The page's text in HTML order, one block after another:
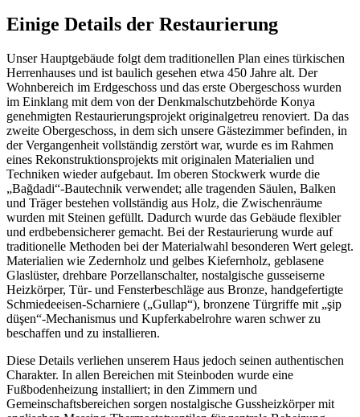
Einige Details der Restaurierung
Unser Hauptgebäude folgt dem traditionellen Plan eines türkischen
Herrenhauses und ist baulich gesehen etwa 450 Jahre alt. Der
Wohnbereich im Erdgeschoss und das erste Obergeschoss wurden
im Einklang mit dem von der Denkmalschutzbehörde Konya
genehmigten Restaurierungsprojekt originalgetreu renoviert. Da das
zweite Obergeschoss, in dem sich unsere Gästezimmer befinden, in
der Vergangenheit vollständig zerstört war, wurde es im Rahmen
eines Rekonstruktionsprojekts mit originalen Materialien und
Techniken wieder aufgebaut. Im oberen Stockwerk wurde die
„Bağdadi“-Bautechnik verwendet; alle tragenden Säulen, Balken
und Träger bestehen vollständig aus Holz, die Zwischenräume
wurden mit Steinen gefüllt. Dadurch wurde das Gebäude flexibler
und erdbebensicherer gemacht. Bei der Restaurierung wurde auf
traditionelle Methoden bei der Materialwahl besonderen Wert gelegt.
Materialien wie Zedernholz und gelbes Kiefernholz, geblasene
Glaslüster, drehbare Porzellanschalter, nostalgische gusseiserne
Heizkörper, Tür- und Fensterbeschläge aus Bronze, handgefertigte
Schmiedeeisen-Scharniere („Gullap“), bronzene Türgriffe mit „şip
düşen“-Mechanismus und Kupferkabelrohre waren schwer zu
beschaffen und zu installieren.
Diese Details verliehen unserem Haus jedoch seinen authentischen
Charakter. In allen Bereichen mit Steinboden wurde eine
Fußbodenheizung installiert; in den Zimmern und
Gemeinschaftsbereichen sorgen nostalgische Gussheizkörper mit